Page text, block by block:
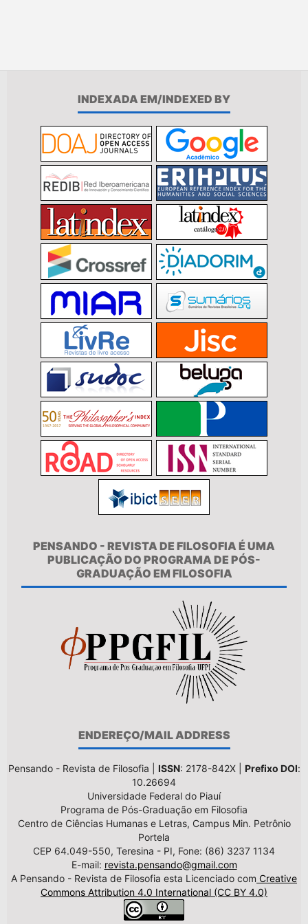
INDEXADA EM/INDEXED BY
PENSANDO - REVISTA DE FILOSOFIA É UMA
PUBLICAÇÃO DO PROGRAMA DE PÓS-
GRADUAÇÃO EM FILOSOFIA
ENDEREÇO/MAIL ADDRESS
Pensando - Revista de Filosofia | ISSN: 2178-842X | Prefixo DOI:
10.26694
Universidade Federal do Piauí
Programa de Pós-Graduação em Filosofia
Centro de Ciências Humanas e Letras, Campus Min. Petrônio
Portela
CEP 64.049-550, Teresina - PI, Fone: (86) 3237 1134
E-mail: revista.pensando@gmail.com
A Pensando - Revista de Filosofia esta Licenciado com Creative
Commons Attribution 4.0 International (CC BY 4.0)